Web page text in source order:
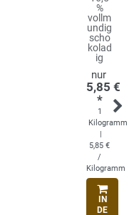
%
vollm
undig
scho
kolad
ig
5,85 €
*
1
Kilogramm
|
5,85 €
/
Kilogramm
IN
DE